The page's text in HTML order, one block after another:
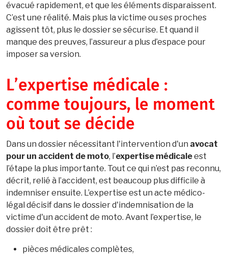
évacué rapidement, et que les éléments disparaissent.
C’est une réalité. Mais plus la victime ou ses proches
agissent tôt, plus le dossier se sécurise. Et quand il
manque des preuves, l’assureur a plus d’espace pour
imposer sa version.
L’expertise médicale :
comme toujours, le moment
où tout se décide
Dans un dossier nécessitant l'intervention d'un avocat
pour un accident de moto, l’expertise médicaleest
l’étape la plus importante. Tout ce qui n’est pas reconnu,
décrit, relié à l’accident, est beaucoup plus difficile à
indemniser ensuite. L’expertise est un acte médico-
légal décisif dans le dossier d'indemnisation de la
victime d'un accident de moto. Avant l’expertise, le
dossier doit être prêt :
pièces médicales complètes,